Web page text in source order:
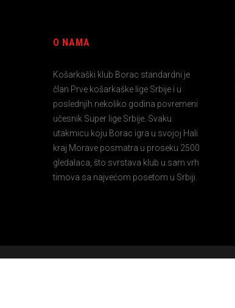
O NAMA
Košarkaški klub Borac standardni je
član Prve košarkaške lige Srbije i u
poslednjih nekoliko godina povremeni
učesnik Super lige Srbije. Svaku
utakmicu koju Borac igra u svojoj Hali
kraj Morave posmatra u proseku 2500
gledalaca, što svrstava klub u sam vrh
timova sa najvećom posetom u Srbiji.